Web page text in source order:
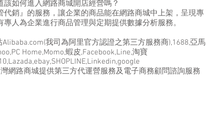
該如何進入網路商城開店經營嗎？
銷』的服務，讓企業的商品能在網路商城中上架，呈現專
人為企業進行商品管理與定期提供數據分析服務。
我司為阿里官方認證之第三方服務商),1688,亞馬
Home,Momo,蝦皮,Facebook,Line,淘寶
網路商城提供第三方代運營服務及電子商務顧問諮詢服務